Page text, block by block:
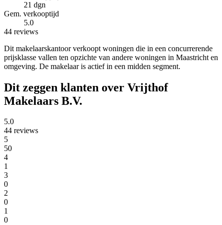
21 dgn
Gem. verkooptijd
5.0
44 reviews
Dit makelaarskantoor verkoopt woningen die in een concurrerende
prijsklasse vallen ten opzichte van andere woningen in Maastricht en
omgeving. De makelaar is actief in een midden segment.
Dit zeggen klanten over Vrijthof
Makelaars B.V.
5.0
44 reviews
5
50
4
1
3
0
2
0
1
0